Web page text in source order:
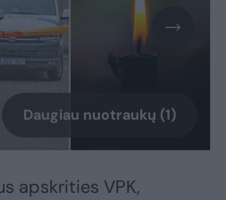
Daugiau nuotraukų (1)
apskrities VPK,